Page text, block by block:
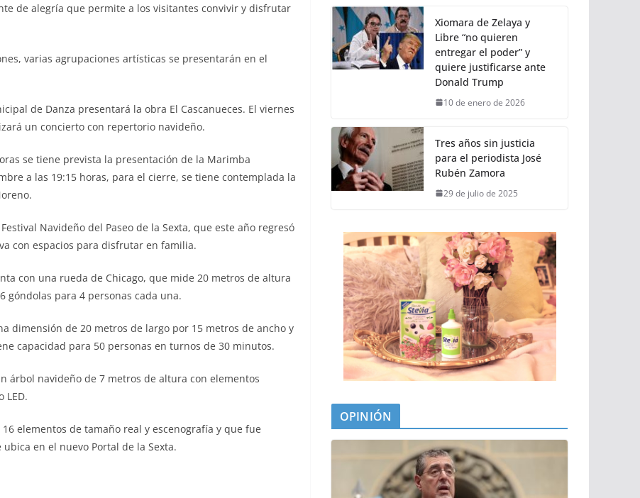
de alegría que permite a los visitantes convivir y disfrutar
varias agrupaciones artísticas se presentarán en el
de Danza presentará la obra El Cascanueces. El viernes
un concierto con repertorio navideño.
se tiene prevista la presentación de la Marimba
a las 19:15 horas, para el cierre, se tiene contemplada la
Navideño del Paseo de la Sexta, que este año regresó
con espacios para disfrutar en familia.
con una rueda de Chicago, que mide 20 metros de altura
góndolas para 4 personas cada una.
dimensión de 20 metros de largo por 15 metros de ancho y
capacidad para 50 personas en turnos de 30 minutos.
árbol navideño de 7 metros de altura con elementos
LED.
elementos de tamaño real y escenografía y que fue
en el nuevo Portal de la Sexta.
Xiomara de Zelaya y
Libre “no quieren
entregar el poder” y
quiere justificarse ante
Donald Trump
10 de enero de 2026
Tres años sin justicia
para el periodista José
Rubén Zamora
29 de julio de 2025
OPINIÓN